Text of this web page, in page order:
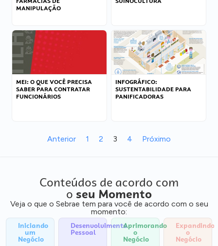
MANIPULAÇÃO
MEI: O QUE VOCÊ PRECISA
SABER PARA CONTRATAR
FUNCIONÁRIOS
INFOGRÁFICO:
SUSTENTABILIDADE PARA
PANIFICADORAS
Anterior 1 2 3 4 Próximo
Conteúdos de acordo com
o seu Momento
Veja o que o Sebrae tem para você de acordo com o seu
momento:
Iniciando
um
Negócio
Desenvolvimento
Pessoal
Aprimorando
o
Negócio
Expandindo
o
Negócio